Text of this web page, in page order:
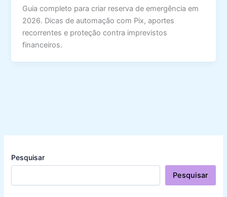
Guia completo para criar reserva de emergência em
2026. Dicas de automação com Pix, aportes
recorrentes e proteção contra imprevistos
financeiros.
Pesquisar
Pesquisar